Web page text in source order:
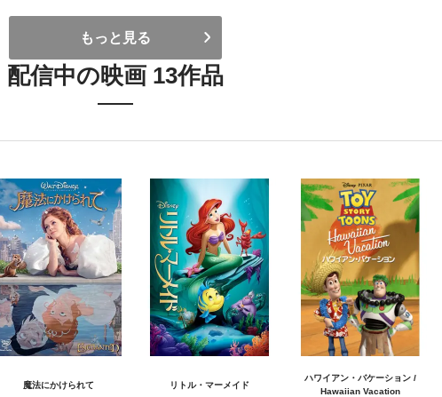
もっと見る
配信中の映画 13作品
魔法にかけられて リトル・マーメイド
ハワイアン・バケーション /
Hawaiian Vacation